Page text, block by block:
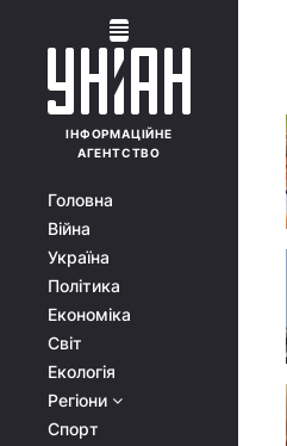
ІНФОРМАЦІЙНЕ
АГЕНТСТВО
Головна
Війна
Україна
Політика
Економіка
Світ
Екологія
Регіони
Спорт